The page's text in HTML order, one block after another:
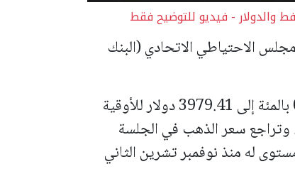
والدولار - فيديو للتوضيح فقط
الاحتياطي الاتحادي (البنك
وانخفض سعر الذهب في المعاملات الفورية 0.7 بالمئة إلى 3979.41 دولار للأوقية
بتوقيت جرينتش. وتراجع سعر الذهب في الجلسة
وهو أدنى مستوى له منذ نوفمبر تشرين الثاني